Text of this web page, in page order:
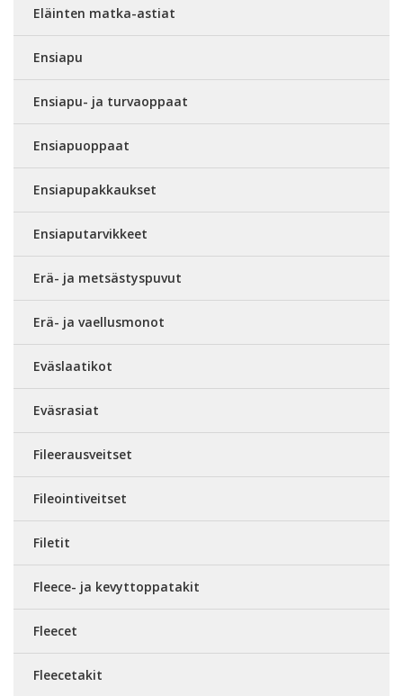
Eläinten matka-astiat
Ensiapu
Ensiapu- ja turvaoppaat
Ensiapuoppaat
Ensiapupakkaukset
Ensiaputarvikkeet
Erä- ja metsästyspuvut
Erä- ja vaellusmonot
Eväslaatikot
Eväsrasiat
Fileerausveitset
Fileointiveitset
Filetit
Fleece- ja kevyttoppatakit
Fleecet
Fleecetakit